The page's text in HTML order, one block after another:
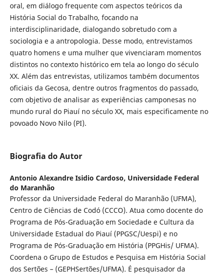
oral, em diálogo frequente com aspectos teóricos da
História Social do Trabalho, focando na
interdisciplinaridade, dialogando sobretudo com a
sociologia e a antropologia. Desse modo, entrevistamos
quatro homens e uma mulher que vivenciaram momentos
distintos no contexto histórico em tela ao longo do século
XX. Além das entrevistas, utilizamos também documentos
oficiais da Gecosa, dentre outros fragmentos do passado,
com objetivo de analisar as experiências camponesas no
mundo rural do Piauí no século XX, mais especificamente no
povoado Novo Nilo (PI).
Biografia do Autor
Antonio Alexandre Isidio Cardoso, Universidade Federal
do Maranhão
Professor da Universidade Federal do Maranhão (UFMA),
Centro de Ciências de Codó (CCCO). Atua como docente do
Programa de Pós-Graduação em Sociedade e Cultura da
Universidade Estadual do Piauí (PPGSC/Uespi) e no
Programa de Pós-Graduação em História (PPGHis/ UFMA).
Coordena o Grupo de Estudos e Pesquisa em História Social
dos Sertões – (GEPHSertões/UFMA). É pesquisador da